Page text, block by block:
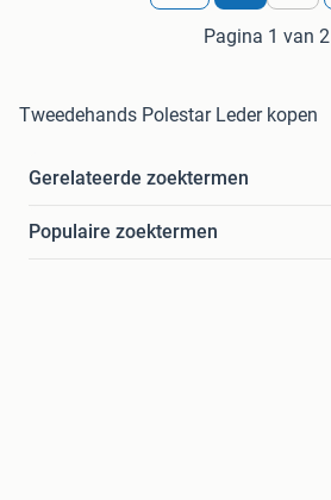
Pagina 1 van 2
Tweedehands Polestar Leder kopen
Gerelateerde zoektermen
Populaire zoektermen